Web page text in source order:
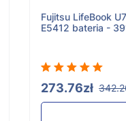
Fujitsu LifeBook
E5412 bateria -
273.76zł